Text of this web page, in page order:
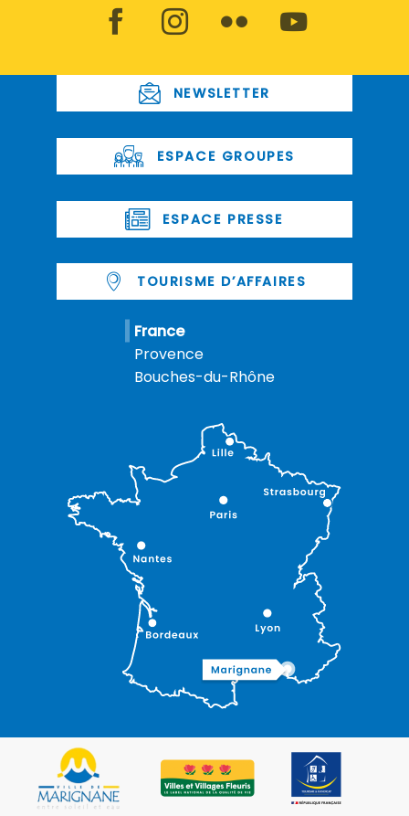
NEWSLETTER
ESPACE GROUPES
ESPACE PRESSE
TOURISME D’AFFAIRES
France
Provence
Bouches-du-Rhône